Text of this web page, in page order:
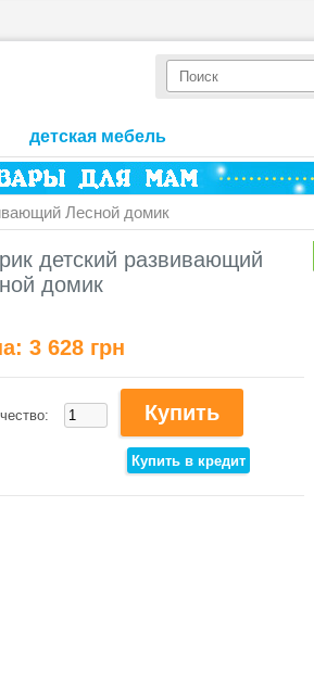
детская мебель
Лесной домик
детский развивающий
домик
3 628 грн